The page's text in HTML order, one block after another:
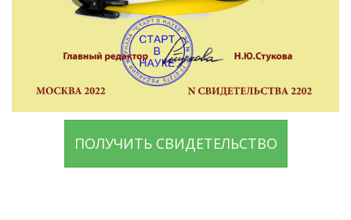
ПОЛУЧИТЬ СВИДЕТЕЛЬСТВО